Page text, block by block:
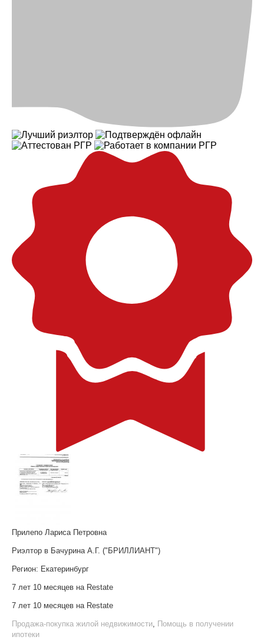
Прилепо Лариса Петровна
Риэлтор в Бачурина А.Г. ("БРИЛЛИАНТ")
Регион: Екатеринбург
7 лет 10 месяцев на Restate
7 лет 10 месяцев на Restate
Продажа-покупка жилой недвижимости, Помощь в получении
ипотеки